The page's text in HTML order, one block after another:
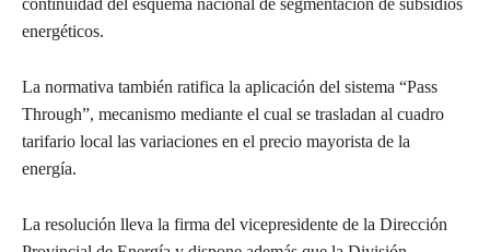
continuidad del esquema nacional de segmentación de subsidios
energéticos.
La normativa también ratifica la aplicación del sistema “Pass
Through”, mecanismo mediante el cual se trasladan al cuadro
tarifario local las variaciones en el precio mayorista de la
energía.
La resolución lleva la firma del vicepresidente de la Dirección